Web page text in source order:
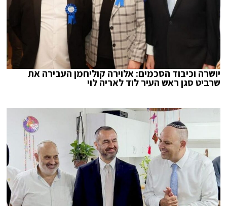
יושרה וכיבוד הסכמים: אלוירה קוליחמן העבירה את
שרביט סגן ראש העיר לוד לאריה לוי